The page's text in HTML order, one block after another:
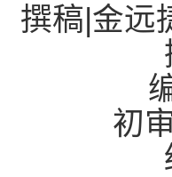
撰稿|金远
初